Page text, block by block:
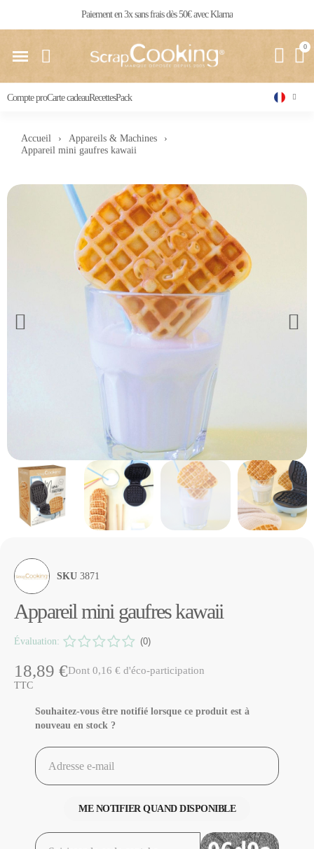
Livraison 24 / 48 h partout en France
Compte proCarte cadeauRecettesPack
Accueil
Appareils & Machines
Appareil mini gaufres kawaii
SKU 3871
Appareil mini gaufres kawaii
Évaluation: (0)
18,89 €Dont 0,16 € d'éco-participation
TTC
Souhaitez-vous être notifié lorsque ce produit est à
nouveau en stock ?
ME NOTIFIER QUAND DISPONIBLE